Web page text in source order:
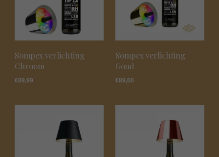
Sompex verlichting
Chroom
€89,99
Sompex verlichting
Goud
€89,00